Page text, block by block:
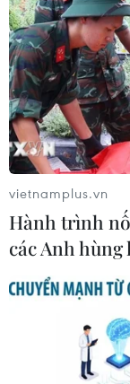
Sri Lanka triển
sóng vượt
07/08/2026 10:35
Thụy Sĩ khó
thải khí nhà
07/08/2026 09:42
Bão Dolphin
Nam Nhật Bản,
phải đóng cửa
07/08/2026 09:10
vietnamplus.vn
Hành trình
các Anh hùng